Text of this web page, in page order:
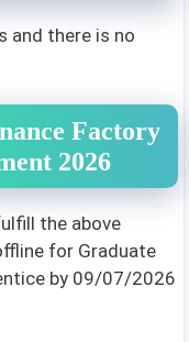
and there is no
Factory
2026
the above
for Graduate
by 09/07/2026